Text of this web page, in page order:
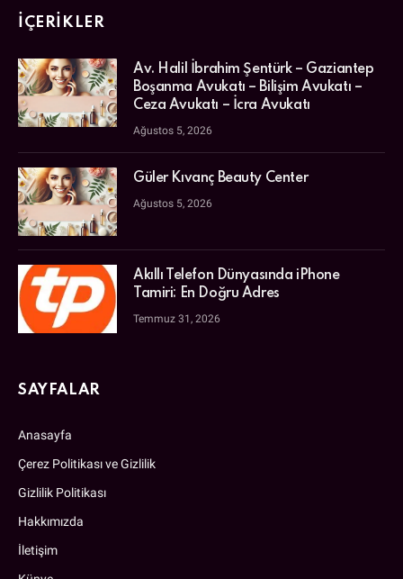
İÇERIKLER
Av. Halil İbrahim Şentürk – Gaziantep
Boşanma Avukatı – Bilişim Avukatı –
Ceza Avukatı – İcra Avukatı
Ağustos 5, 2026
Güler Kıvanç Beauty Center
Ağustos 5, 2026
Akıllı Telefon Dünyasında iPhone
Tamiri: En Doğru Adres
Temmuz 31, 2026
SAYFALAR
Anasayfa
Çerez Politikası ve Gizlilik
Gizlilik Politikası
Hakkımızda
İletişim